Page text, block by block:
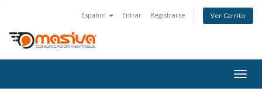
Español Entrar Registrarse Ver Carrito